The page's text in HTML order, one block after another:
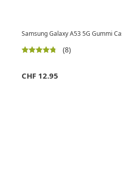
Samsung Galaxy A53 5G Gummi
(8)
CHF 12.95